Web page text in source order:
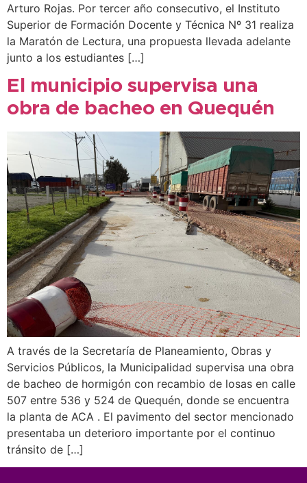
Arturo Rojas. Por tercer año consecutivo, el Instituto
Superior de Formación Docente y Técnica Nº 31 realiza
la Maratón de Lectura, una propuesta llevada adelante
junto a los estudiantes […]
El municipio supervisa una
obra de bacheo en Quequén
A través de la Secretaría de Planeamiento, Obras y
Servicios Públicos, la Municipalidad supervisa una obra
de bacheo de hormigón con recambio de losas en calle
507 entre 536 y 524 de Quequén, donde se encuentra
la planta de ACA . El pavimento del sector mencionado
presentaba un deterioro importante por el continuo
tránsito de […]